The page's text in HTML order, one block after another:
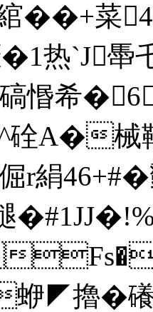
菜4冷
�1热`J馽
惽希
硂A�械
r絹
蛜◤擼�